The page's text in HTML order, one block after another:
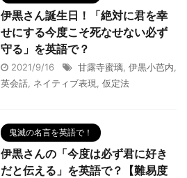
伊黒さん誕生日！「絶対に君を幸
せにする今度こそ死なせない必ず
守る」を英語で？
2021/9/16 甘露寺蜜璃 伊黒小芭内
英会話 ネイティブ表現 仮定法
鬼滅の名言を英語で！
伊黒さんの「今度は必ず君に好き
だと伝える」を英語で？【難易度